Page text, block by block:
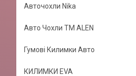
Авточохли Nika
Авто Чохли TM ALEN
Гумові Килимки Авто
КИЛИМКИ EVA